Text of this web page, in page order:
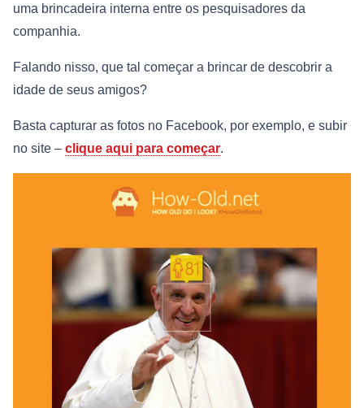
uma brincadeira interna entre os pesquisadores da
companhia.
Falando nisso, que tal começar a brincar de descobrir a
idade de seus amigos?
Basta capturar as fotos no Facebook, por exemplo, e subir
no site – clique aqui para começar.